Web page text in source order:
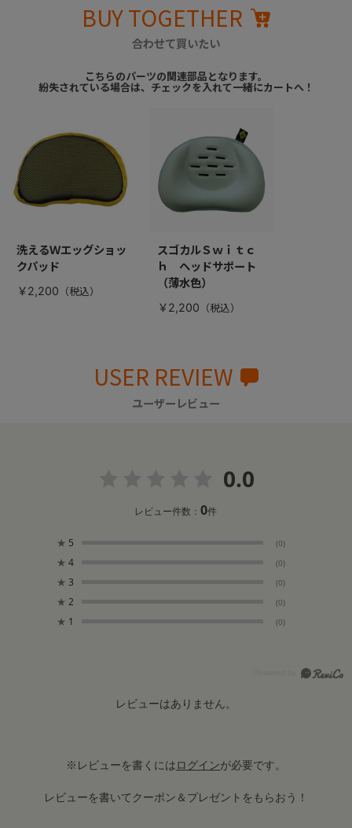
BUY TOGETHER
合わせて買いたい
こちらのパーツの関連部品となります。
紛失されている場合は、チェックを入れて一緒にカートへ！
洗えるＷエッグショッ
クパッド
￥2,200
スゴカルＳｗｉｔｃ
ｈ ヘッドサポート
（薄水色）
￥2,200
USER REVIEW
ユーザーレビュー
0.0
レビュー件数：0件
★ 5 (0)
★ 4 (0)
★ 3 (0)
★ 2 (0)
★ 1 (0)
レビューはありません。
※レビューを書くにはログインが必要です。
レビューを書いてクーポン＆プレゼントをもらおう！